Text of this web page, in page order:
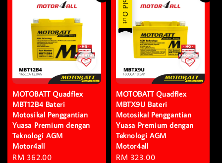
MOTOBATT Quadflex
MBT12B4 Bateri
Motosikal Penggantian
Yuasa Premium dengan
Teknologi AGM
Motor4all
Regular
RM 362.00
Sold Out
MOTOBATT Quadflex
MBTX9U Bateri
Motosikal Penggantian
Yuasa Premium dengan
Teknologi AGM
Motor4all
Regular
RM 323.00